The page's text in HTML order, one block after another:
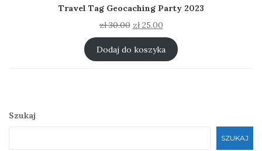
Travel Tag Geocaching Party 2023
zł30.00 Pierwotna
cena
wynosiła:
zł 30.00.
zł25.00Aktualna
cena
wynosi:
zł 25.00.
Dodaj do koszyka
Szukaj
SZUKAJ